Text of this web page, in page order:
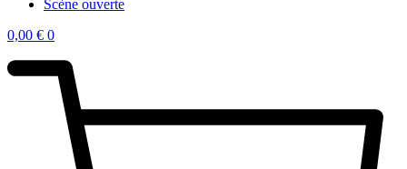
Scène ouverte
0,00 € 0